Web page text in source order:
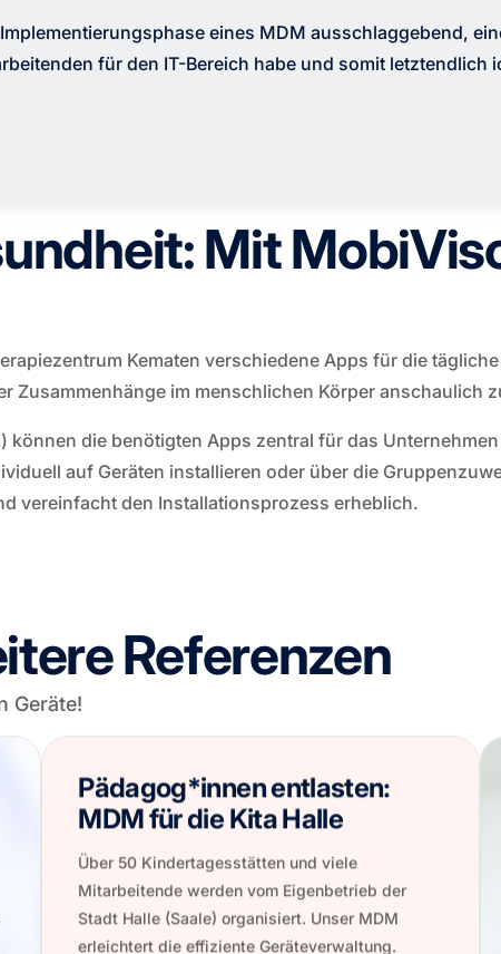
eines MDM ausschlaggebend,
für den IT-Bereich habe und somit
Mit
Kematen verschiedene Apps für die
Zusammenhänge im menschlichen Körper anschaulich
können die benötigten Apps zentral für das
auf Geräten installieren oder über die
vereinfacht den Installationsprozess erheblich.
Referenzen
Geräte!
Pädagog*innen entlasten:
MDM für die Kita Halle
Über 50 Kindertagesstätten und viele
Mitarbeitende werden vom Eigenbetrieb der
Stadt Halle (Saale) organisiert. Unser MDM
erleichtert die effiziente Geräteverwaltung.